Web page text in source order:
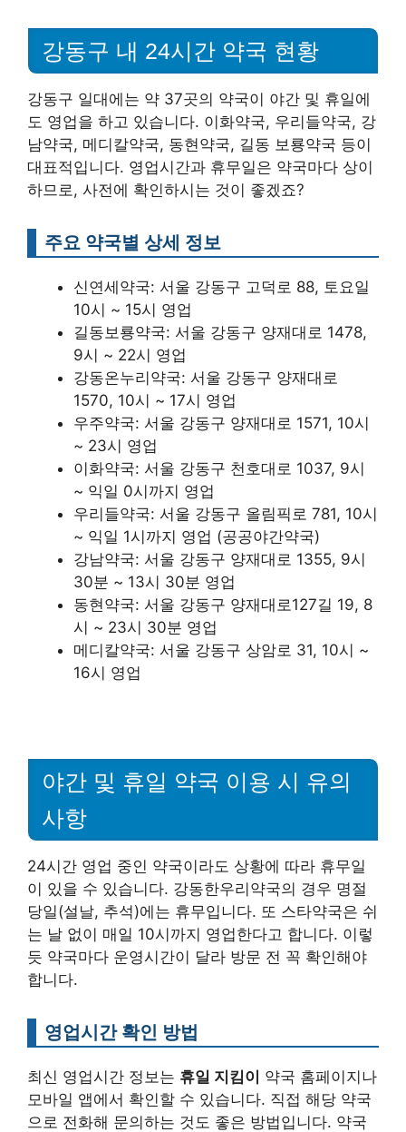
강동구 내 24시간 약국 현황
강동구 일대에는 약 37곳의 약국이 야간 및 휴일에
도 영업을 하고 있습니다. 이화약국, 우리들약국, 강
남약국, 메디칼약국, 동현약국, 길동 보룡약국 등이
대표적입니다. 영업시간과 휴무일은 약국마다 상이
하므로, 사전에 확인하시는 것이 좋겠죠?
주요 약국별 상세 정보
신연세약국: 서울 강동구 고덕로 88, 토요일
10시 ~ 15시 영업
길동보룡약국: 서울 강동구 양재대로 1478,
9시 ~ 22시 영업
강동온누리약국: 서울 강동구 양재대로
1570, 10시 ~ 17시 영업
우주약국: 서울 강동구 양재대로 1571, 10시
~ 23시 영업
이화약국: 서울 강동구 천호대로 1037, 9시
~ 익일 0시까지 영업
우리들약국: 서울 강동구 올림픽로 781, 10시
~ 익일 1시까지 영업 (공공야간약국)
강남약국: 서울 강동구 양재대로 1355, 9시
30분 ~ 13시 30분 영업
동현약국: 서울 강동구 양재대로127길 19, 8
시 ~ 23시 30분 영업
메디칼약국: 서울 강동구 상암로 31, 10시 ~
16시 영업
야간 및 휴일 약국 이용 시 유의
사항
24시간 영업 중인 약국이라도 상황에 따라 휴무일
이 있을 수 있습니다. 강동한우리약국의 경우 명절
당일(설날, 추석)에는 휴무입니다. 또 스타약국은 쉬
는 날 없이 매일 10시까지 영업한다고 합니다. 이렇
듯 약국마다 운영시간이 달라 방문 전 꼭 확인해야
합니다.
영업시간 확인 방법
최신 영업시간 정보는 휴일 지킴이
약국 홈페이지나
모바일 앱에서 확인할 수 있습니다. 직접 해당 약국
으로 전화해 문의하는 것도 좋은 방법입니다. 약국